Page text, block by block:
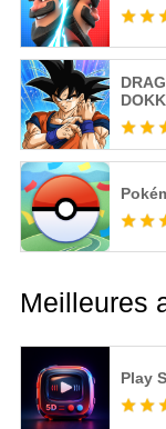
Meilleures
Play